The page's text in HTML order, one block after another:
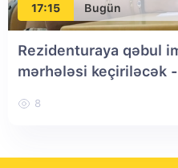
17:15 Bugün
Rezidenturaya qəbul
mərhələsi keçiriləcək -
8